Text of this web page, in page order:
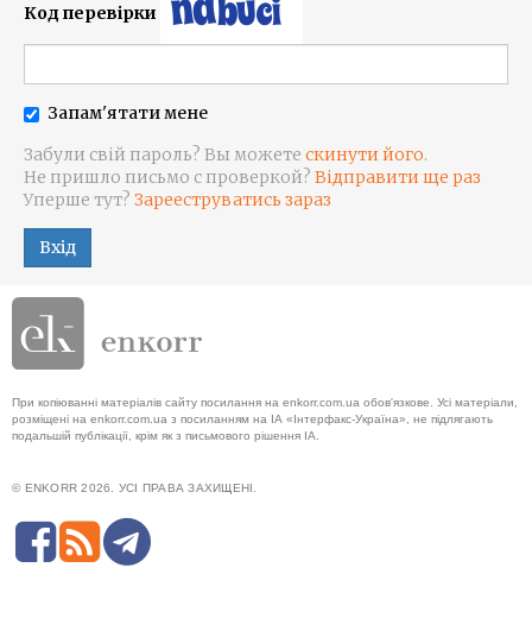
Код перевірки
Запам'ятати мене
Забули свій пароль? Вы можете скинути його.
Не пришло письмо с проверкой? Відправити ще раз
Уперше тут? Зарееструватись зараз
Вхід
При копіюванні матеріалів сайту посилання на enkorr.com.ua обов'язкове. Усі матеріали,
розміщені на enkorr.com.ua з посиланням на ІА «Інтерфакс-Україна», не підлягають
подальшій публікації, крім як з письмового рішення ІА.
© ENKORR 2026. УСІ ПРАВА ЗАХИЩЕНІ.